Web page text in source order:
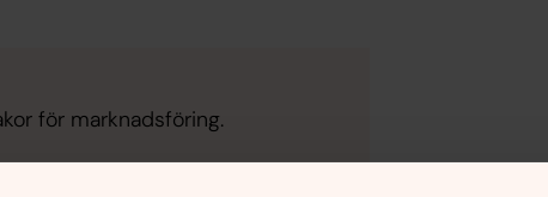
för marknadsföring.